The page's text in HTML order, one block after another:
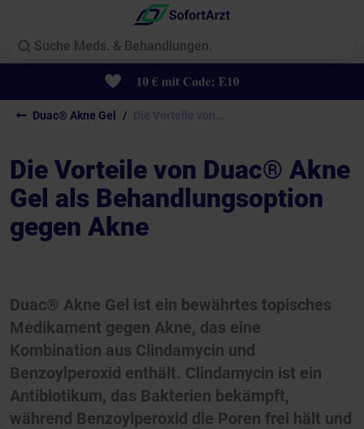
Duac® Akne Gel
Die Vorteile von Duac® Akne
Gel als Behandlungsoption
gegen Akne
Duac® Akne Gel ist ein bewährtes topisches
Medikament gegen Akne, das eine
Kombination aus Clindamycin und
Benzoylperoxid enthält. Clindamycin ist ein
Antibiotikum, das Bakterien bekämpft,
während Benzoylperoxid die Poren frei hält und